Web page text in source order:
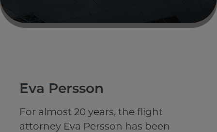
Eva Persson
For almost 20 years, the flight
attorney Eva Persson has been